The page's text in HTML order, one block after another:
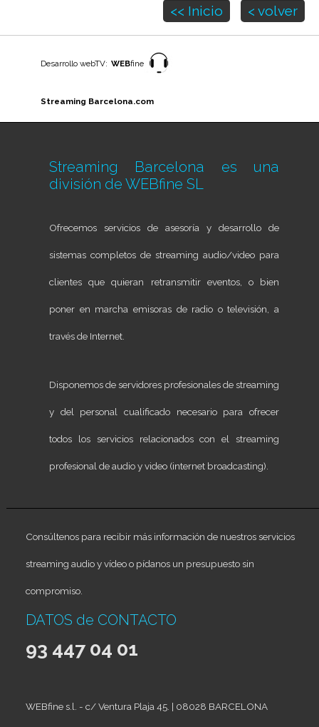
<< Inicio
< volver
Desarrollo webTV: WEBfine
Streaming Barcelona.com
Streaming Barcelona es una
división de WEBfine SL
Ofrecemos servicios de asesoría y desarrollo de
sistemas completos de streaming audio/video para
clientes que quieran retransmitir eventos, o bien
poner en marcha emisoras de radio o televisión, a
través de Internet.
Disponemos de servidores profesionales de streaming
y del personal cualificado necesario para ofrecer
todos los servicios relacionados con el streaming
profesional de audio y video (internet broadcasting).
Consúltenos para recibir más información de nuestros servicios
streaming audio y vídeo o pídanos un presupuesto sin
compromiso.
DATOS de CONTACTO
93 447 04 01
WEBfine s.l. - c/ Ventura Plaja 45. | 08028 BARCELONA